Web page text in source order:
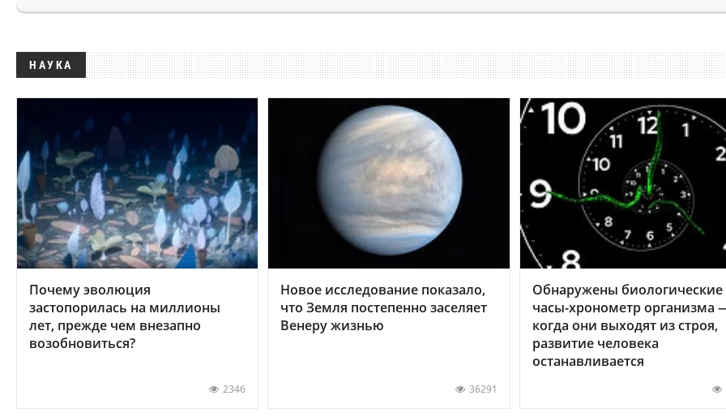
НАУКА
Почему эволюция
застопорилась на миллионы
лет, прежде чем внезапно
возобновиться?
2346
Новое исследование показало,
что Земля постепенно заселяет
Венеру жизнью
36291
Обнаружены биологические
часы-хронометр организма
когда они выходят из строя,
развитие человека
останавливается